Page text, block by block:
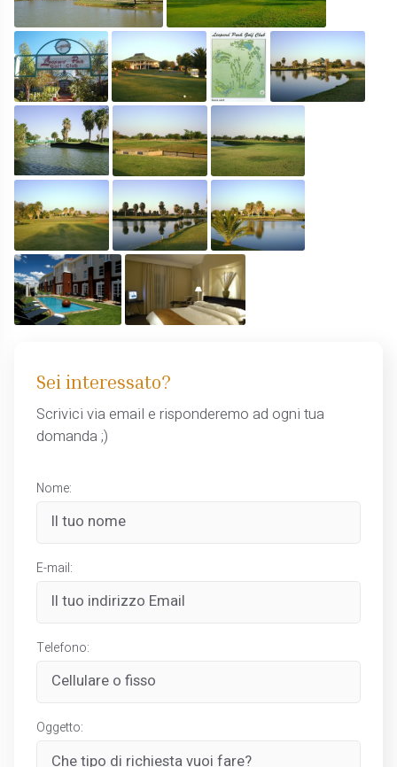
Sei interessato?
Scrivici via email e risponderemo ad ogni tua
domanda ;)
Nome:
E-mail:
Telefono:
Oggetto: